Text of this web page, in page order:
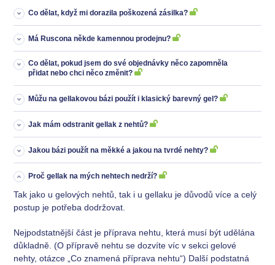
Co dělat, když mi dorazila poškozená zásilka?
Má Ruscona někde kamennou prodejnu?
Co dělat, pokud jsem do své objednávky něco zapomněla
přidat nebo chci něco změnit?
Můžu na gellakovou bázi použít i klasický barevný gel?
Jak mám odstranit gellak z nehtů?
Jakou bázi použít na měkké a jakou na tvrdé nehty?
Proč gellak na mých nehtech nedrží?
Tak jako u gelových nehtů, tak i u gellaku je důvodů více a celý
postup je potřeba dodržovat.
Nejpodstatnější část je příprava nehtu, která musí být udělána
důkladně. (O přípravě nehtu se dozvíte víc v sekci gelové
nehty, otázce „Co znamená příprava nehtu“) Další podstatná